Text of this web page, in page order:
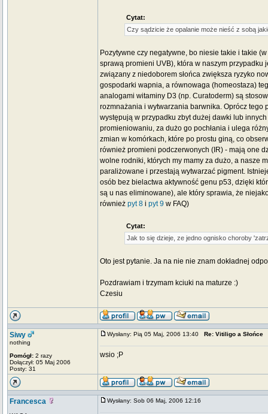
Cytat:
Czy sądzicie że opalanie może nieść z sobą
Pozytywne czy negatywne, bo niesie takie i takie
sprawą promieni UVB), która w naszym
związany z niedoborem słońca zwiększa ryzyko
gospodarki wapnia, a równowaga (homeostaza)
analogami witaminy D3 (np. Curatoderm) są
rozmnażania i wytwarzania barwnika. Oprócz tego
występują w przypadku zbyt dużej dawki lub
promieniowaniu, za dużo go pochłania i ulega
zmian w komórkach, które po prostu giną, co
również promieni podczerwonych (IR) - mają one
wolne rodniki, których my mamy za dużo, a nasze
paraliżowane i przestają wytwarzać pigment.
osób bez bielactwa aktywność genu p53, dzięki
są u nas eliminowane), ale który sprawia, że
również pyt 8 i pyt 9 w FAQ)
Cytat:
Jak to się dzieje, ze jedno ognisko choroby
Oto jest pytanie. Ja na nie nie znam dokładnej
Pozdrawiam i trzymam kciuki na maturze :)
Czesiu
Siwy
nothing
Pomógł: 2 razy
Dołączył: 05 Maj 2006
Posty: 31
Wysłany: Pią 05 Maj, 2006 13:40 Re: Vitiligo a Słońce
wsio ;P
Francesca Wysłany: Sob 06 Maj, 2006 12:16